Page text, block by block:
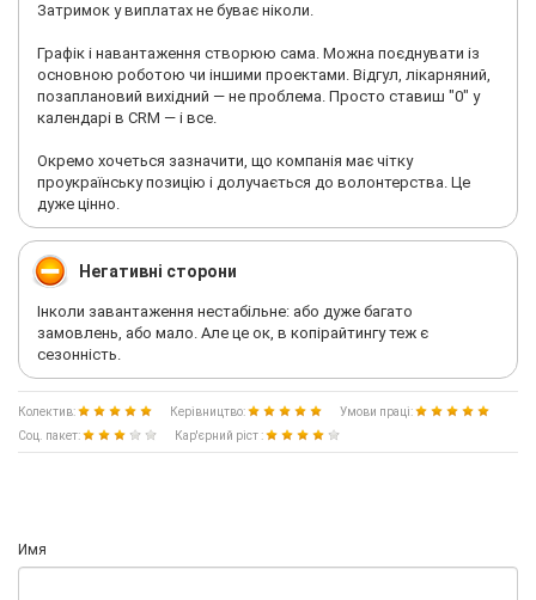
Затримок у виплатах не буває ніколи.
Графік і навантаження створюю сама. Можна поєднувати із
основною роботою чи іншими проектами. Відгул, лікарняний,
позаплановий вихідний — не проблема. Просто ставиш "0" у
календарі в CRM — і все.
Окремо хочеться зазначити, що компанія має чітку
проукраїнську позицію і долучається до волонтерства. Це
дуже цінно.
Негативні сторони
Інколи завантаження нестабільне: або дуже багато
замовлень, або мало. Але це ок, в копірайтингу теж є
сезонність.
Колектив: Керівництво:
Умови праці:
Соц. пакет:
Кар'єрний ріст :
Имя